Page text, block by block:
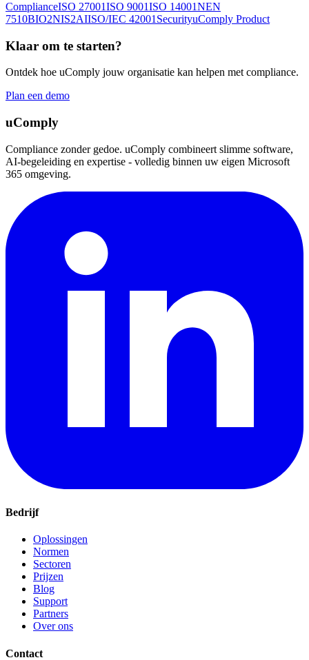
ComplianceISO 27001ISO 9001ISO 14001NEN
7510BIO2NIS2AIISO/IEC 42001 SecurityuComply Product
Klaar om te starten?
Ontdek hoe uComply jouw organisatie kan helpen met compliance.
Plan een demo
uComply
Compliance zonder gedoe. uComply combineert slimme software,
AI-begeleiding en expertise - volledig binnen uw eigen Microsoft
365 omgeving.
Bedrijf
Oplossingen
Normen
Sectoren
Prijzen
Blog
Support
Partners
Over ons
Contact